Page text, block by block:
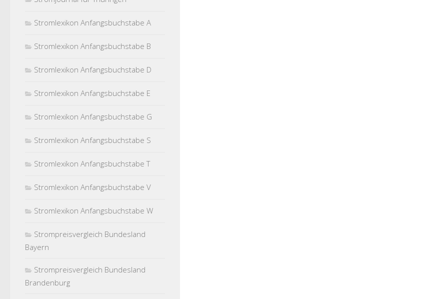
Stromlexikon Anfangsbuchstabe A
Stromlexikon Anfangsbuchstabe B
Stromlexikon Anfangsbuchstabe D
Stromlexikon Anfangsbuchstabe E
Stromlexikon Anfangsbuchstabe G
Stromlexikon Anfangsbuchstabe S
Stromlexikon Anfangsbuchstabe T
Stromlexikon Anfangsbuchstabe V
Stromlexikon Anfangsbuchstabe W
Strompreisvergleich Bundesland
Bayern
Strompreisvergleich Bundesland
Brandenburg